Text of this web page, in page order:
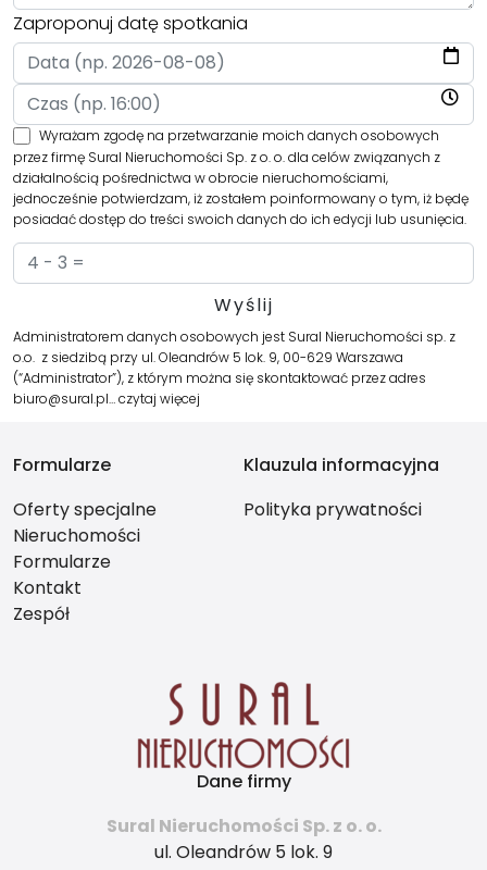
Zaproponuj datę spotkania
Wyrażam zgodę na przetwarzanie moich danych osobowych
przez firmę Sural Nieruchomości Sp. z o. o. dla celów związanych z
działalnością pośrednictwa w obrocie nieruchomościami,
jednocześnie potwierdzam, iż zostałem poinformowany o tym, iż będę
posiadać dostęp do treści swoich danych do ich edycji lub usunięcia.
Administratorem danych osobowych jest Sural Nieruchomości sp. z
o.o. z siedzibą przy ul. Oleandrów 5 lok. 9, 00-629 Warszawa
(“Administrator”), z którym można się skontaktować przez adres
biuro@sural.pl…czytaj więcej
Formularze
Oferty specjalne
Nieruchomości
Formularze
Kontakt
Zespół
Klauzula informacyjna
Polityka prywatności
Dane firmy
Sural Nieruchomości Sp. z o. o.
ul. Oleandrów 5 lok. 9